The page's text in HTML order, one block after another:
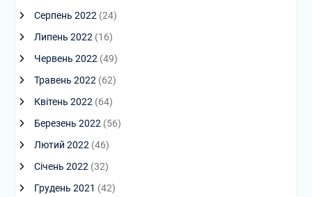
Серпень 2022 (24)
Липень 2022 (16)
Червень 2022 (49)
Травень 2022 (62)
Квітень 2022 (64)
Березень 2022 (56)
Лютий 2022 (46)
Січень 2022 (32)
Грудень 2021 (42)